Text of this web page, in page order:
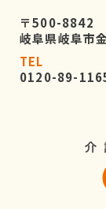
〒500-8842
岐阜県岐阜市
TEL
0120-89-